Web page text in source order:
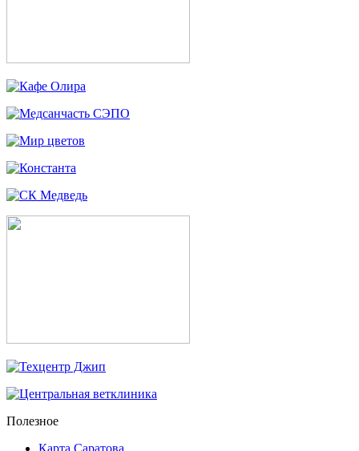
Полезное